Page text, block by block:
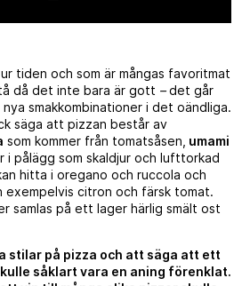
tiden och som är mångas favoritmat
då det inte bara är gott –det går
smakkombinationer i det oändliga.
säga att pizzan består av
som kommer från tomatsåsen, umami
i pålägg som skaldjur och lufttorkad
hitta i oregano och ruccola och
exempelvis citron och färsk tomat.
samlas på ett lager härlig smält ost
stilar på pizza och att säga att ett
såklart vara en aning förenklat.